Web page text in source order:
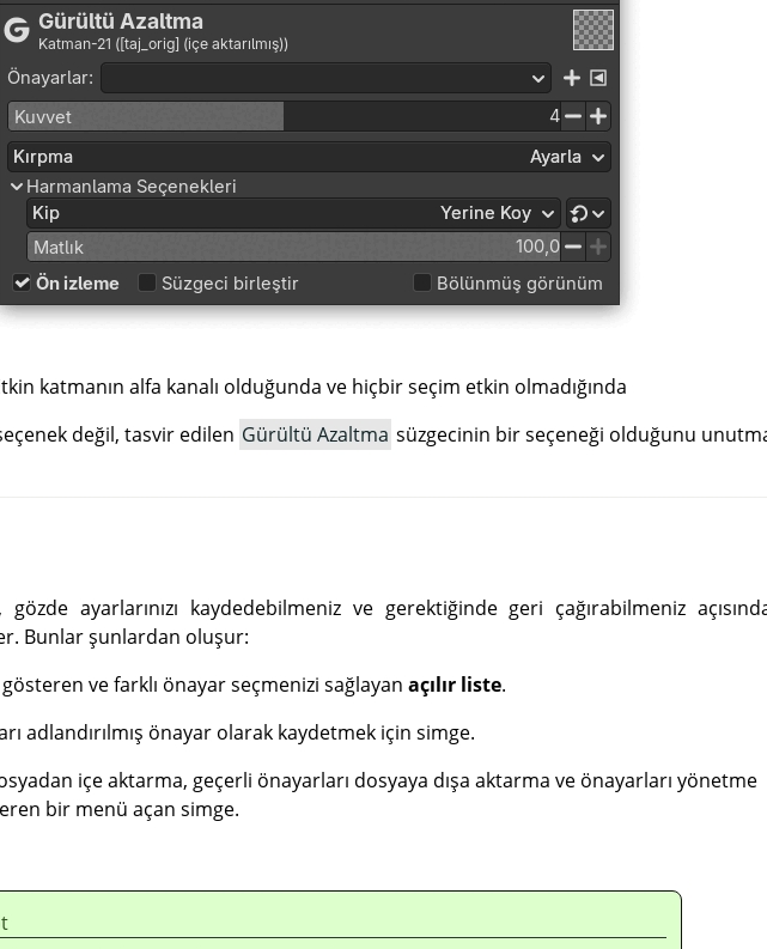
katmanın alfa kanalı olduğunda ve hiçbir seçim etkin olmadığında
değil, tasvir edilen Gürültü Azaltma süzgecinin bir seçeneği olduğunu
gözde ayarlarınızı kaydedebilmeniz ve gerektiğinde geri çağırabilmeniz
Bunlar şunlardan oluşur:
ve farklı önayar seçmenizi sağlayan açılır liste.
adlandırılmış önayar olarak kaydetmek için simge.
içe aktarma, geçerli önayarları dosyaya dışa aktarma ve önayarları yönetme
bir menü açan simge.